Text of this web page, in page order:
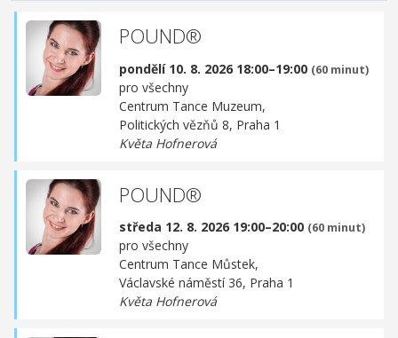
POUND®
pondělí 10. 8. 2026 18:00–19:00 (60 minut)
pro všechny
Centrum Tance Muzeum,
Politických vězňů 8, Praha 1
Květa Hofnerová
POUND®
středa 12. 8. 2026 19:00–20:00 (60 minut)
pro všechny
Centrum Tance Můstek,
Václavské náměstí 36, Praha 1
Květa Hofnerová